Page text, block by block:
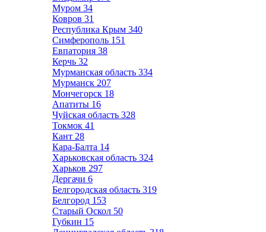
Муром 34
Ковров 31
Республика Крым 340
Симферополь 151
Евпатория 38
Керчь 32
Мурманская область 334
Мурманск 207
Мончегорск 18
Апатиты 16
Чуйская область 328
Токмок 41
Кант 28
Кара-Балта 14
Харьковская область 324
Харьков 297
Дергачи 6
Белгородская область 319
Белгород 153
Старый Оскол 50
Губкин 15